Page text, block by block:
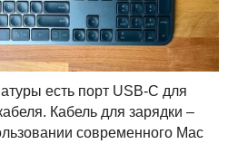
есть порт USB-C для
Кабель для зарядки –
современного Mac